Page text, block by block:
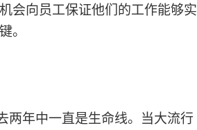
会向员工保证他们的工作能够实
。
两年中一直是生命线。当大流行